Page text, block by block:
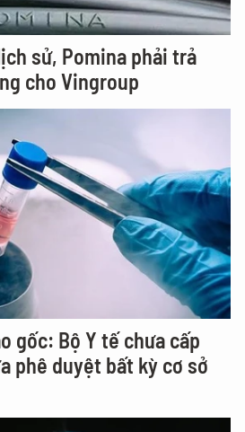
sử, Pomina phải trả
cho Vingroup
gốc: Bộ Y tế chưa cấp
phê duyệt bất kỳ cơ sở